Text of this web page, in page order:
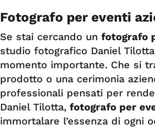
Fotografo per eventi
Se stai cercando un fotografo
studio fotografico Daniel
momento importante. Che si
prodotto o una cerimonia
professionali pensati per
Daniel Tilotta, fotografo per
immortalare l’essenza di ogni